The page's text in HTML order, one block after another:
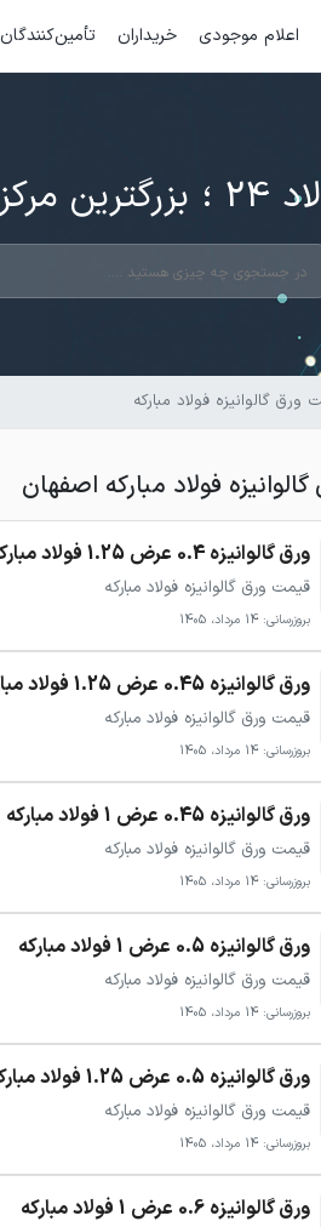
اعلام موجودی خریداران تأمین‌کنندگان
تجارت آنلاین فلزات
گالوانیزه فولاد مبارکه
فولاد مبارکه اصفهان
ورق گالوانیزه 0.4 عرض 1.25 فولاد مبارکه
قیمت ورق گالوانیزه فولاد مبارکه
بروزرسانی: 14 مرداد، 1405
ورق گالوانیزه 0.45 عرض 1.25 فولاد مبارکه
قیمت ورق گالوانیزه فولاد مبارکه
بروزرسانی: 14 مرداد، 1405
ورق گالوانیزه 0.45 عرض 1 فولاد مبارکه
قیمت ورق گالوانیزه فولاد مبارکه
بروزرسانی: 14 مرداد، 1405
ورق گالوانیزه 0.5 عرض 1 فولاد مبارکه
قیمت ورق گالوانیزه فولاد مبارکه
بروزرسانی: 14 مرداد، 1405
ورق گالوانیزه 0.5 عرض 1.25 فولاد مبارکه
قیمت ورق گالوانیزه فولاد مبارکه
بروزرسانی: 14 مرداد، 1405
ورق گالوانیزه 0.6 عرض 1 فولاد مبارکه